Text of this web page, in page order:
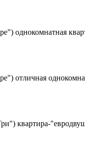
однокомнатная
отличная
квартира-